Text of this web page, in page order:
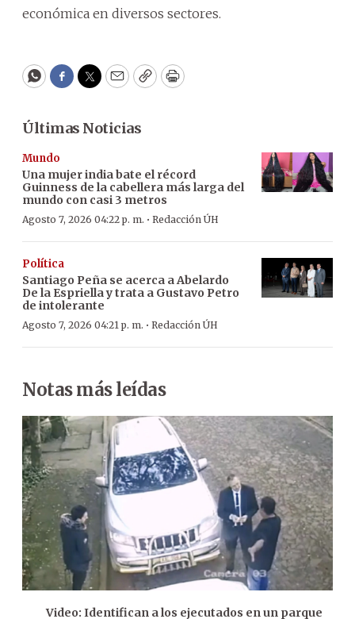
económica en diversos sectores.
WhatsApp
Facebook
Twitter
EmailCopyPrint
Últimas Noticias
Mundo
Una mujer india bate el récord
Guinness de la cabellera más larga del
mundo con casi 3 metros
Agosto 7, 2026 04:22 p. m. · Redacción ÚH
Política
Santiago Peña se acerca a Abelardo
De la Espriella y trata a Gustavo Petro
de intolerante
Agosto 7, 2026 04:21 p. m. · Redacción ÚH
Notas más leídas
Video: Identifican a los ejecutados en un parque